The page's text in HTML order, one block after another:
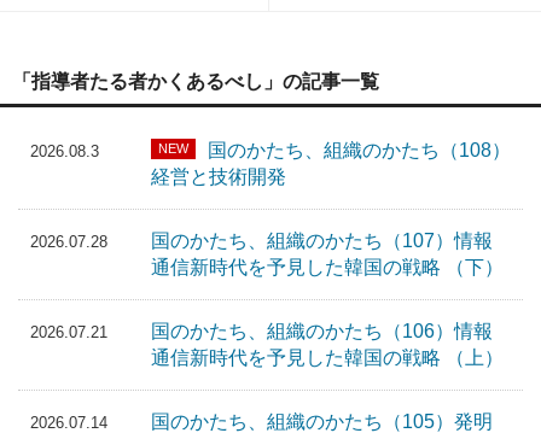
「指導者たる者かくあるべし」の記事一覧
2026.08.3 NEW
国のかたち、組織のかたち（108）
経営と技術開発
2026.07.28
国のかたち、組織のかたち（107）情報
通信新時代を予見した韓国の戦略 （下）
2026.07.21
国のかたち、組織のかたち（106）情報
通信新時代を予見した韓国の戦略 （上）
2026.07.14
国のかたち、組織のかたち（105）発明